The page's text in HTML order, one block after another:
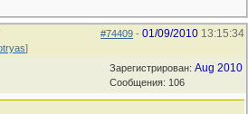
#74409 - 01/09/2010 13:15:34
]
Зарегистрирован: Aug 2010
Сообщения: 106